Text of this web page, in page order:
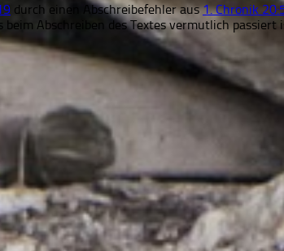
durch einen Abschreibefehler aus1. Chronik
Abschreiben des Textes vermutlich passiert